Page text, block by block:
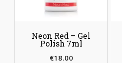
Neon Red – Gel
Polish 7ml
€18.00